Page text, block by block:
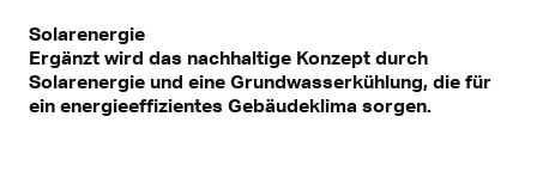
Solarenergie
Ergänzt wird das nachhaltige Konzept durch
Solarenergie und eine Grundwasserkühlung, die für
ein energieeffizientes Gebäudeklima sorgen.